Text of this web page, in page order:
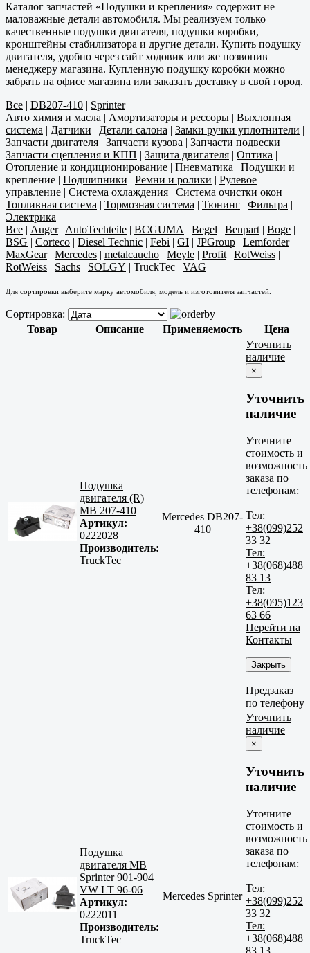
Каталог запчастей «Подушки и крепления» содержит не
маловажные детали автомобиля. Мы реализуем только
качественные подушки двигателя, подушки коробки,
кронштейны стабилизатора и другие детали. Купить подушку
двигателя, удобно через сайт ходовик или же позвонив
менеджеру магазина. Купленную подушку коробки можно
забрать на офисе магазина или заказать доставку в свой город.
Все | DB207-410 | Sprinter
Авто химия и масла | Амортизаторы и рессоры | Выхлопная
система | Датчики | Детали салона | Замки ручки уплотнители |
Запчасти двигателя | Запчасти кузова | Запчасти подвески |
Запчасти сцепления и КПП | Защита двигателя | Оптика |
Отопление и кондиционирование | Пневматика | Подушки и
крепление | Подшипники | Ремни и ролики | Рулевое
управление | Система охлаждения | Система очистки окон |
Топливная система | Тормозная система | Тюнинг | Фильтра |
Электрика
Все | Auger| AutoTechteile | BCGUMA | Begel | Benpart | Boge |
BSG | Corteco | Diesel Technic | Febi | GI | JPGroup | Lemforder|
MaxGear| Mercedes | metalcaucho | Meyle | Profit | RotWeiss |
RotWeiss | Sachs | SOLGY | TruckTec | VAG
Для сортировки выберите марку автомобиля, модель и изготовителя запчастей.
Сортировка:
Товар
Описание Применяемость Цена
Подушка
двигателя (R)
MB 207-410
Артикул:
0222028
Производитель:
TruckTec
Mercedes DB207-
410
Уточнить
наличие
×
Уточнить
наличие
Уточните
стоимость и
возможность
заказа по
телефонам:
Тел:
+38(099)252
33 32
Тел:
+38(068)488
83 13
Тел:
+38(095)123
63 66
Перейти на
Контакты
Закрыть
Предзаказ
по телефону
Подушка
двигателя MB
Sprinter 901-904
VW LT 96-06
Артикул:
0222011
Производитель:
TruckTec
Mercedes Sprinter
Уточнить
наличие
×
Уточнить
наличие
Уточните
стоимость и
возможность
заказа по
телефонам:
Тел:
+38(099)252
33 32
Тел:
+38(068)488
83 13